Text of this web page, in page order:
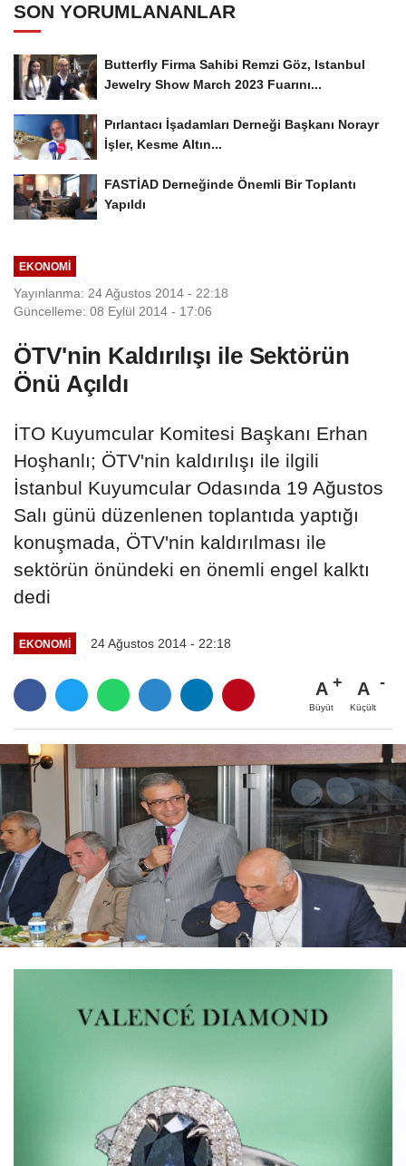
SON YORUMLANANLAR
Butterfly Firma Sahibi Remzi Göz, Istanbul
Jewelry Show March 2023 Fuarını...
Pırlantacı İşadamları Derneği Başkanı Norayr
İşler, Kesme Altın...
FASTİAD Derneğinde Önemli Bir Toplantı
Yapıldı
EKONOMI
Yayınlanma: 24 Ağustos 2014 - 22:18
Güncelleme: 08 Eylül 2014 - 17:06
ÖTV'nin Kaldırılışı ile Sektörün
Önü Açıldı
İTO Kuyumcular Komitesi Başkanı Erhan
Hoşhanlı; ÖTV'nin kaldırılışı ile ilgili
İstanbul Kuyumcular Odasında 19 Ağustos
Salı günü düzenlenen toplantıda yaptığı
konuşmada, ÖTV'nin kaldırılması ile
sektörün önündeki en önemli engel kalktı
dedi
EKONOMI 24 Ağustos 2014 - 22:18
A
Büyüt
A
Küçült